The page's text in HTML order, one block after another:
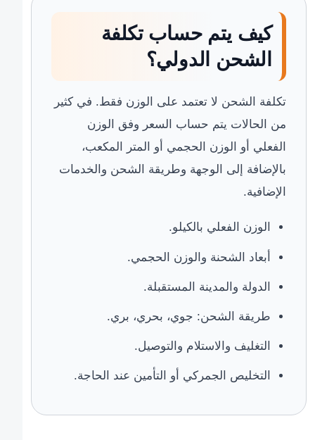
كيف يتم حساب تكلفة
الشحن الدولي؟
تكلفة الشحن لا تعتمد على الوزن فقط. في كثير
من الحالات يتم حساب السعر وفق الوزن
الفعلي أو الوزن الحجمي أو المتر المكعب،
بالإضافة إلى الوجهة وطريقة الشحن والخدمات
الإضافية.
الوزن الفعلي بالكيلو.
أبعاد الشحنة والوزن الحجمي.
الدولة والمدينة المستقبلة.
طريقة الشحن: جوي، بحري، بري.
التغليف والاستلام والتوصيل.
التخليص الجمركي أو التأمين عند الحاجة.